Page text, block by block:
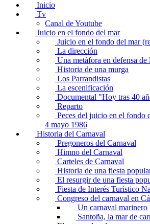
Inicio
Tv
Canal de Youtube
Juicio en el fondo del mar
Juicio en el fondo del mar
La dirección
Una metáfora en defensa de
Historia de una murga
Los Parrandistas
La escenificación
Documental "Hoy tras 40
Reparto
Peces del juicio en el fondo
4 mayo 1986
Historia del Carnaval
Pregoneros del Carnaval
Himno del Carnaval
Carteles de Carnaval
Historia de una fiesta
El resurgir de una fiesta
Fiesta de Interés Turístico
Congreso del carnaval en
Un carnaval marinero
Santoña, la mar de